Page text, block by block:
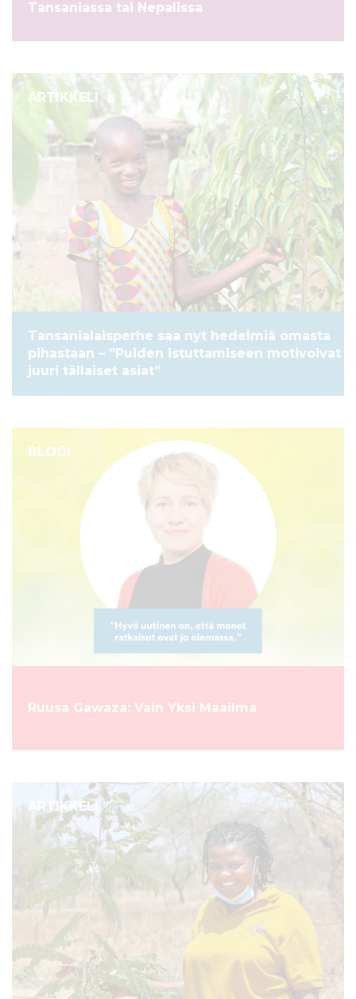
Tansaniassa tai Nepalissa
ARTIKKELI
Tansanialaisperhe saa nyt hedelmiä omasta
pihastaan – ”Puiden istuttamiseen motivoivat
juuri tällaiset asiat”
BLOGI
Ruusa Gawaza: Vain Yksi Maailma
ARTIKKELI